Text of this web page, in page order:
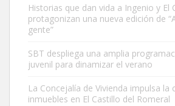
Este gato macho ha aparecido en la calle
es muy manso y extremadamente cari...
Leales.org » Gran Canaria
Historias que dan vida a Ingenio y El
protagonizan una nueva edición de
gente”
SBT despliega una amplia
juvenil para dinamizar el verano
La Concejalía de Vivienda impulsa la
inmuebles en El Castillo del Romeral